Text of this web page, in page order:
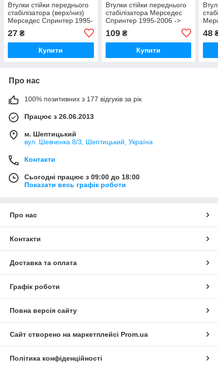
Втулки стійки переднього
стабілізатора (верх/низ)
Мерседес Спринтер 1995-
2306102
27 ₴
Купити
Втулки стійки переднього
стабілізатора Мерседес
Спринтер 1995-2006 ->
MERCEDES - 901 323 02
85
109₴
Купити
48
Про нас
100% позитивних з 177 відгуків за рік
Працює з 26.06.2013
м. Шептицький
вул. Шевченка 8/3, Шептицький, Україна
Контакти
Сьогодні працює з 09:00 до 18:00
Показати весь графік роботи
Про нас
Контакти
Доставка та оплата
Графік роботи
Повна версія сайту
Сайт створено на маркетплейсі Prom.ua
Політика конфіденційності